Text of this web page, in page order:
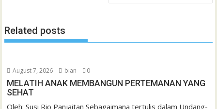
Related posts
August 7, 2026 bian 0
MELATIH ANAK MEMBANGUN PERTEMANAN YANG
SEHAT
Oleh: Susi Rio Panjaitan Sebagaimana tertulis dalam Undang-